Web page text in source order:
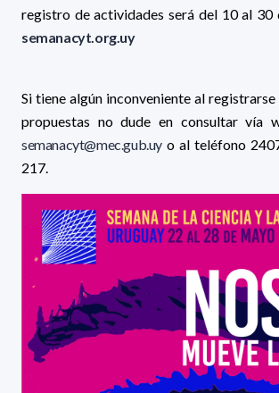
registro de actividades será del 10 al 30
semanacyt.org.uy
Si tiene algún inconveniente al registrarse
propuestas no dude en consultar vía
semanacyt@mec.gub.uy o al teléfono
217.